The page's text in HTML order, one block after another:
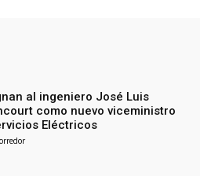
al ingeniero José Luis
como nuevo viceministro
Eléctricos